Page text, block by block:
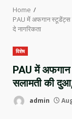
Home
PAU में अफगान स्टूडेंट्स
दे नागरिकता
विशेष
PAU में अफगान
सलामती की
admin